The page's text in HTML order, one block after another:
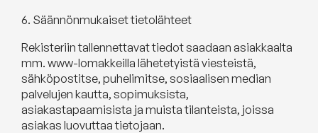
6. Säännönmukaiset tietolähteet
Rekisteriin tallennettavat tiedot saadaan asiakkaalta
mm. www-lomakkeilla lähetetyistä viesteistä,
sähköpostitse, puhelimitse, sosiaalisen median
palvelujen kautta, sopimuksista,
asiakastapaamisista ja muista tilanteista, joissa
asiakas luovuttaa tietojaan.